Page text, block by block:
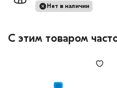
Нет в наличии
С этим товаром